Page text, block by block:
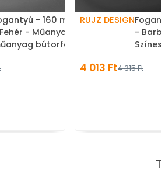
- 160 mm - 599.30
- Műanyag - Színes
bútorfogantyú
RUJZ DESIGN
-
4 013 Ft4 315 Ft